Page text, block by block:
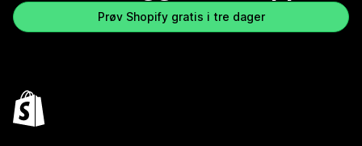
Prøv Shopify gratis i tre dager